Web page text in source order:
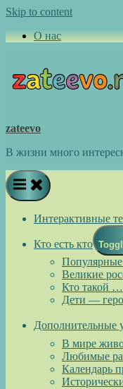
Skip to content
О нас
zateevo
В жизни много
Интерактивные
Кто есть кто
Великие
Кто такой
Дети —
Дополнительные
В мире
Любимые
Календарь